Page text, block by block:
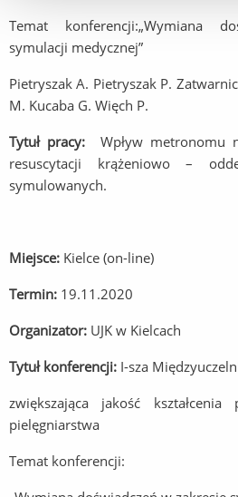
Temat konferencji:„Wymiana
symulacji medycznej”
Pietryszak A. Pietryszak P.
M. Kucaba G. Więch P.
Tytuł pracy: Wpływ metronomu
resuscytacji krążeniowo –
symulowanych.
Miejsce: Kielce (on-line)
Termin: 19.11.2020
Organizator: UJK w Kielcach
Tytuł konferencji: I-sza
zwiększająca jakość kształcenia
pielęgniarstwa
Temat konferencji: